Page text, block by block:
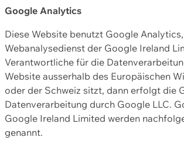
Google Analytics
Diese Website benutzt Google
Webanalysedienst der Google Ireland
Verantwortliche für die
Website ausserhalb des Europäischen
oder der Schweiz sitzt, dann erfolgt die
Datenverarbeitung durch Google LLC.
Google Ireland Limited werden
genannt.